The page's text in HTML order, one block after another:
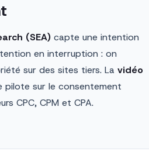
(SEA) capte une intention
en interruption : on
sur des sites tiers. La vidéo
pilote sur le consentement
CPC, CPM et CPA.